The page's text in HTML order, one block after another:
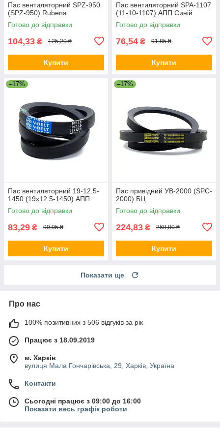
Пас вентиляторний SPZ-950
(SPZ-950) Rubena
Готово до відправки
104,33 ₴ 125,20 ₴
Купити
Пас вентиляторний SPA-1107
(11-10-1107) АПП Синій
Готово до відправки
76,54 ₴ 91,85 ₴
Купити
–17%
Пас вентиляторний 19-12.5-
1450 (19x12.5-1450) АПП
Готово до відправки
83,29 ₴ 99,95 ₴
Купити
–17%
Пас привідний УВ-2000 (SPC-
2000) БЦ
Готово до відправки
224,83 ₴ 269,80 ₴
Купити
Показати ще
Про нас
100% позитивних з 506 відгуків за рік
Працює з 18.09.2019
м. Харків
вулиця Мала Гончарівська, 29, Харків, Україна
Контакти
Сьогодні працює з 09:00 до 16:00
Показати весь графік роботи